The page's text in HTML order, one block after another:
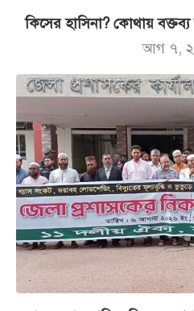
কিসের হাসিনা? কোথায় বক্তব্য
আগ ৭,